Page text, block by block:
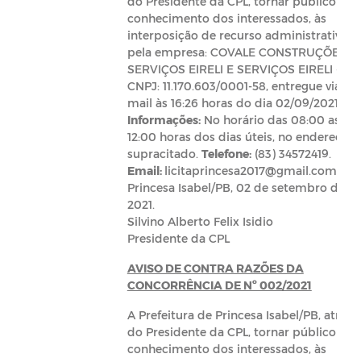
conhecimento dos interessados, às
interposição de recurso administrativo,
pela empresa: COVALE CONSTRUÇÕES E
SERVIÇOS EIRELI E SERVIÇOS EIRELI -
CNPJ: 11.170.603/0001-58, entregue via e-
mail às 16:26 horas do dia 02/09/2021,
Informações:No horário das 08:00 as
12:00 horas dos dias úteis, no endereço
supracitado. Telefone:(83) 34572419.
Email: licitaprincesa2017@gmail.com
Princesa Isabel/PB, 02 de setembro de
2021.
Silvino Alberto Felix Isidio
Presidente da CPL
AVISO DE CONTRA RAZÕES DA
CONCORRÊNCIA DE Nº 002/2021
A Prefeitura de Princesa Isabel/PB,
do Presidente da CPL, tornar público
conhecimento dos interessados, às